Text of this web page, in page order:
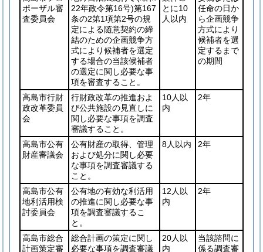
ポーザル審
査委員会
22年政令第16号)第167
条の2第1項第2号の規
定による随意契約の締
結のための企画競争方
式により候補者を選定
する場合の当該候補者
の選定に関し必要な事
項を審査すること。
とに10
人以内
任命の日か
ら企画競争
方式により
候補者を選
定するまで
の期間
高島市行財
政改革委員
会
行財政改革の推進およ
び公共施設の見直しに
関し必要な事項を調査
審議すること。
10人以
内
2年
高島市公有
財産審議会
公有財産の取得、管理
および処分に関し必要
な事項を調査審議する
こと。
8人以内 2年
高島市公有
地利活用検
討委員会
公有地の有効な利活用
の推進に関し必要な事
項を調査審議するこ
と。
12人以
内
2年
高島市総合
計画策定審
総合計画の策定に関し
必要な事項を調査審議
20人以
内
当該諮問に
係る調査審